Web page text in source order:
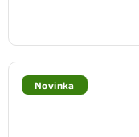
Novinka